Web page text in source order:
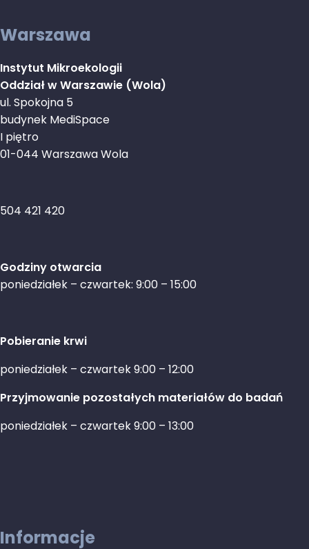
Warszawa
Instytut Mikroekologii
Oddział w Warszawie (Wola)
ul. Spokojna 5
budynek MediSpace
I piętro
01-044 Warszawa Wola
504 421 420
Godziny otwarcia
poniedziałek – czwartek: 9:00 – 15:00
Pobieranie krwi
poniedziałek – czwartek 9:00 – 12:00
Przyjmowanie pozostałych materiałów do badań
poniedziałek – czwartek 9:00 – 13:00
Informacje